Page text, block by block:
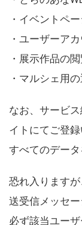
・イベントペ
・ユーザーア
・展示作品の
・マルシェ用
なお、サービ
イトにてご登
すべてのデータ
恐れ入りますが
送受信メッセ
必ず該当ユー